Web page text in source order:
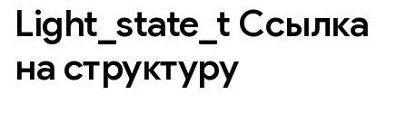
Light state t Ссылка
на структуру